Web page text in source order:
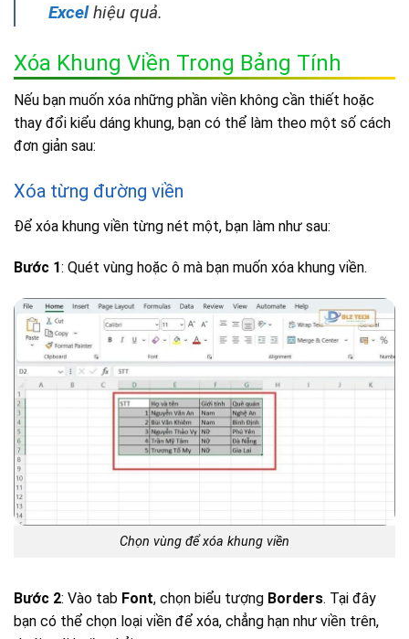
Excelhiệu quả.
Xóa Khung Viền Trong Bảng Tính
Nếu bạn muốn xóa những phần viền không cần thiết hoặc
thay đổi kiểu dáng khung, bạn có thể làm theo một số cách
đơn giản sau:
Xóa từng đường viền
Để xóa khung viền từng nét một, bạn làm như sau:
Bước 1: Quét vùng hoặc ô mà bạn muốn xóa khung viền.
Chọn vùng để xóa khung viền
Bước 2: Vào tab Font, chọn biểu tượng Borders. Tại đây
bạn có thể chọn loại viền để xóa, chẳng hạn như viền trên,